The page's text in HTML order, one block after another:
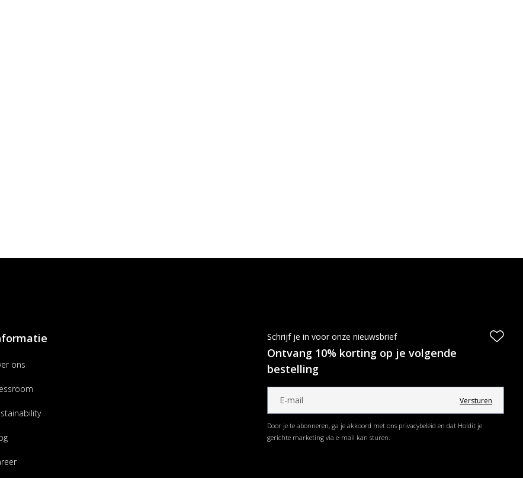
ons
Schrijf je in voor onze nieuwsbrief
Ontvang 10% korting op je volgende
bestelling
Versturen
Door je te abonneren, ga je akkoord met ons privacybeleid en dat Holdit je
gerichte marketing via e-mail kan sturen.